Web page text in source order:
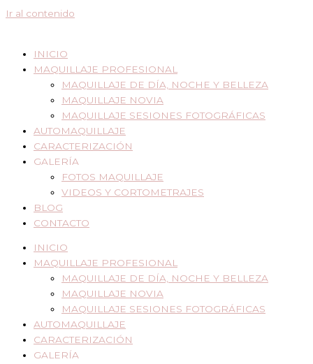
Ir al contenido
INICIO
MAQUILLAJE PROFESIONAL
MAQUILLAJE DE DÍA, NOCHE Y BELLEZA
MAQUILLAJE NOVIA
MAQUILLAJE SESIONES FOTOGRÁFICAS
AUTOMAQUILLAJE
CARACTERIZACIÓN
GALERÍA
FOTOS MAQUILLAJE
VIDEOS Y CORTOMETRAJES
BLOG
CONTACTO
INICIO
MAQUILLAJE PROFESIONAL
MAQUILLAJE DE DÍA, NOCHE Y BELLEZA
MAQUILLAJE NOVIA
MAQUILLAJE SESIONES FOTOGRÁFICAS
AUTOMAQUILLAJE
CARACTERIZACIÓN
GALERÍA